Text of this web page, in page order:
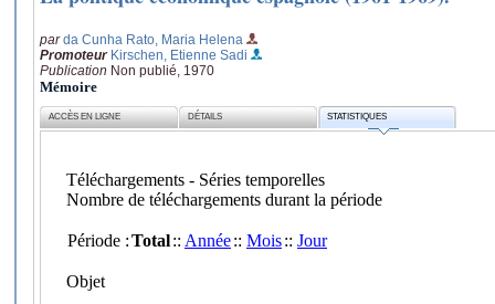
parda Cunha Rato, Maria Helena
Promoteur Kirschen, Etienne Sadi
Publication Non publié, 1970
Mémoire
ACCÈS EN LIGNE DÉTAILS STATISTIQUES